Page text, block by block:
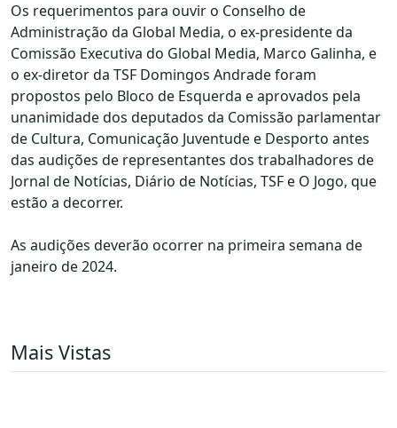
Os requerimentos para ouvir o Conselho de
Administração da Global Media, o ex-presidente da
Comissão Executiva do Global Media, Marco Galinha, e
o ex-diretor da TSF Domingos Andrade foram
propostos pelo Bloco de Esquerda e aprovados pela
unanimidade dos deputados da Comissão parlamentar
de Cultura, Comunicação Juventude e Desporto antes
das audições de representantes dos trabalhadores de
Jornal de Notícias, Diário de Notícias, TSF e O Jogo, que
estão a decorrer.
As audições deverão ocorrer na primeira semana de
janeiro de 2024.
Mais Vistas